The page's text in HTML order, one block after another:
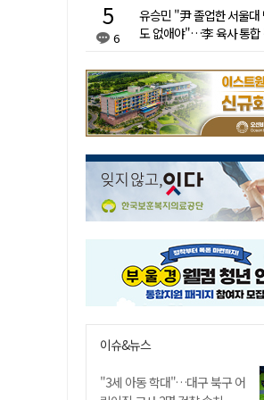
6
유승민 "尹 졸업한 서울대
도 없애야"…李 육사 통합
이슈&뉴스
"3세 아동 학대"…대구 북구 어